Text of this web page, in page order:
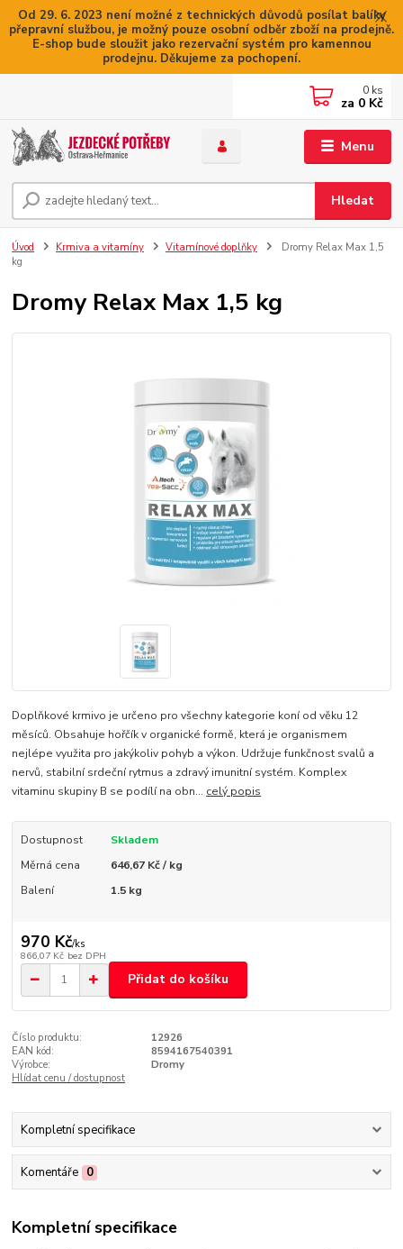
Od 29. 6. 2023 není možné z technických důvodů posílat balíky
přepravní službou, je možný pouze osobní odběr zboží na prodejně.
E-shop bude sloužit jako rezervační systém pro kamennou
prodejnu. Děkujeme za pochopení.
Menu
Hledat
0 ks
za 0 Kč
Úvod Krmiva a vitamíny Vitamínové doplňky
Dromy Relax Max 1,5
kg
Dromy Relax Max 1,5 kg
Doplňkové krmivo je určeno pro všechny kategorie koní od věku 12
měsíců. Obsahuje hořčík v organické formě, která je organismem
nejlépe využita pro jakýkoliv pohyb a výkon. Udržuje funkčnost svalů a
nervů, stabilní srdeční rytmus a zdravý imunitní systém. Komplex
vitaminu skupiny B se podílí na obn... celý popis
Dostupnost
Skladem
Měrná cena
646,67 Kč / kg
Balení
1.5 kg
970 Kč/ks
866,07 Kč bez DPH
Přidat do košíku
Číslo produktu:
12926
EAN kód:
8594167540391
Výrobce:
Dromy
Hlídat cenu / dostupnost
Kompletní specifikace
Komentáře 0
Kompletní specifikace